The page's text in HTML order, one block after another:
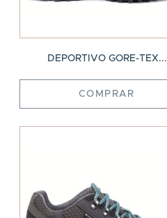
DEPORTIVO GORE-TEX...
COMPRAR